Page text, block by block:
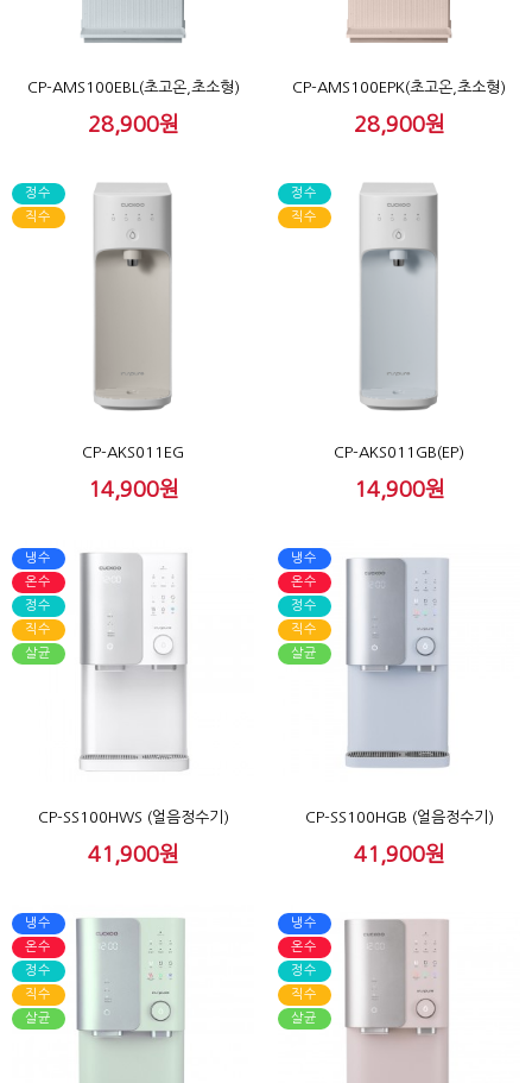
CP-AMS100EBL(초고온,초소형)
28,900원
CP-AMS100EPK(초고온,초소형)
28,900원
CP-AKS011EG
14,900원
정수
직수
CP-AKS011GB(EP)
14,900원
정수
직수
CP-SS100HWS (얼음정수기)
41,900원
냉수
온수
정수
직수
살균
CP-SS100HGB (얼음정수기)
41,900원
냉수
온수
정수
직수
살균
냉수
온수
정수
직수
살균
냉수
온수
정수
직수
살균